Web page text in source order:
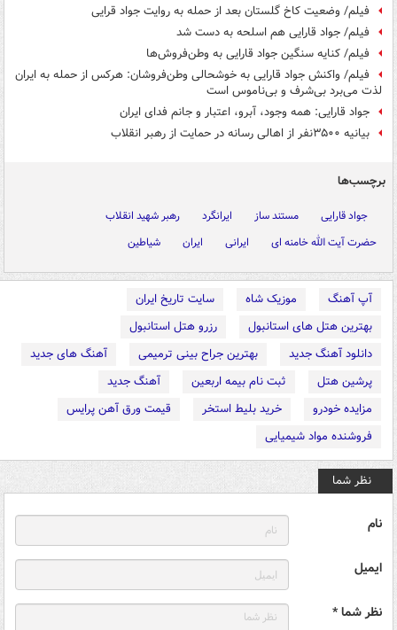
فیلم/ وضعیت کاخ گلستان بعد از حمله به روایت جواد قرایی
فیلم/ جواد قارایی هم اسلحه به دست شد
فیلم/ کنایه سنگین جواد قارایی به وطن‌فروش‌ها
فیلم/ واکنش جواد قارایی به خوشحالی وطن‌فروشان: هرکس از حمله به ایران
لذت می‌برد بی‌شرف و بی‌ناموس است
جواد قارایی: همه وجود، آبرو، اعتبار و جانم فدای ایران
بیانیه ۳۵۰۰نفر از اهالی رسانه در حمایت از رهبر انقلاب
برچسب‌ها
جواد قارایی مستند ساز ایرانگرد
رهبر شهید انقلاب
حضرت آیت الله خامنه ای
ایرانی ایران شیاطین
آپ آهنگ موزیک شاه
سایت تاریخ ایران
بهترین هتل های استانبول
رزرو هتل استانبول
دانلود آهنگ جدید
بهترین جراح بینی ترمیمی
آهنگ های جدید
پرشین هتل
ثبت نام بیمه اربعین
آهنگ جدید
مزایده خودرو
خرید بلیط استخر
قیمت ورق آهن پرایس
فروشنده مواد شیمیایی
نظر شما
نام
ایمیل
نظر شما *